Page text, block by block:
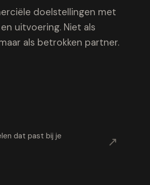
doelstellingen met
uitvoering. Niet als
als betrokken partner.
dat past bij je
↗